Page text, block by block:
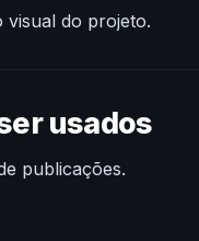
visual do projeto.
usados
publicações.